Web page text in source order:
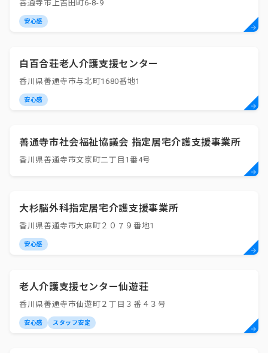
善通寺市上吉田町6-8-9
安心感
白百合荘老人介護支援センター
香川県善通寺市与北町1680番地1
安心感
善通寺市社会福祉協議会 指定居宅介護支援事業所
香川県善通寺市文京町二丁目1番4号
大杉脳外科指定居宅介護支援事業所
香川県善通寺市大麻町２０７９番地1
安心感
老人介護支援センター仙遊荘
香川県善通寺市仙遊町２丁目３番４３号
安心感 スタッフ安定